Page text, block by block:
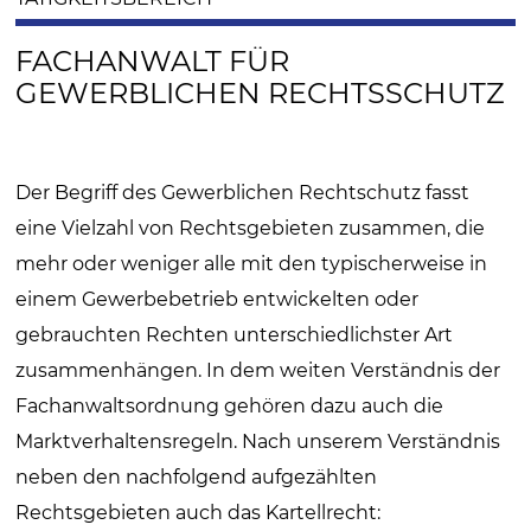
FACHANWALT FÜR
GEWERBLICHEN RECHTSSCHUTZ
Der Begriff des Gewerblichen Rechtschutz fasst
eine Vielzahl von Rechtsgebieten zusammen, die
mehr oder weniger alle mit den typischerweise in
einem Gewerbebetrieb entwickelten oder
gebrauchten Rechten unterschiedlichster Art
zusammenhängen. In dem weiten Verständnis der
Fachanwaltsordnung gehören dazu auch die
Marktverhaltensregeln. Nach unserem Verständnis
neben den nachfolgend aufgezählten
Rechtsgebieten auch das Kartellrecht: